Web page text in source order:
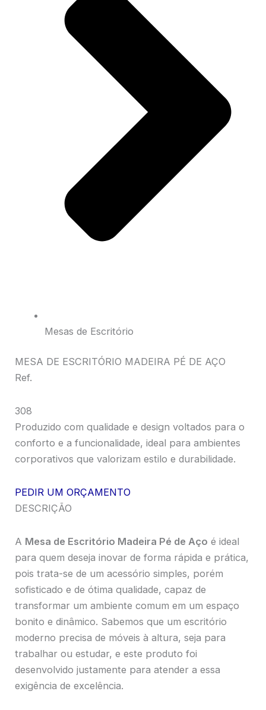
Mesas de Escritório
MESA DE ESCRITÓRIO MADEIRA PÉ DE AÇO
Ref.
308
Produzido com qualidade e design voltados para o
conforto e a funcionalidade, ideal para ambientes
corporativos que valorizam estilo e durabilidade.
PEDIR UM ORÇAMENTO
DESCRIÇÃO
A Mesa de Escritório Madeira Pé de Aço é ideal
para quem deseja inovar de forma rápida e prática,
pois trata-se de um acessório simples, porém
sofisticado e de ótima qualidade, capaz de
transformar um ambiente comum em um espaço
bonito e dinâmico. Sabemos que um escritório
moderno precisa de móveis à altura, seja para
trabalhar ou estudar, e este produto foi
desenvolvido justamente para atender a essa
exigência de excelência.